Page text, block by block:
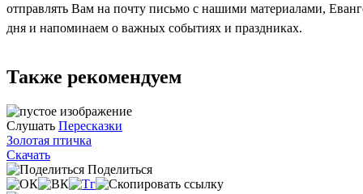
отправлять Вам на почту письмо с нашими материалами,
дня и напоминаем о важных событиях и праздниках.
Также рекомендуем
Слушать Пересказки
Золотая птичка
Скачать
Поделиться